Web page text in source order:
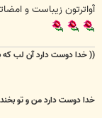
ت
آواترتون زیباست و
(( خدا دوست دارد آن لب که
خدا دوست دارد من و تو